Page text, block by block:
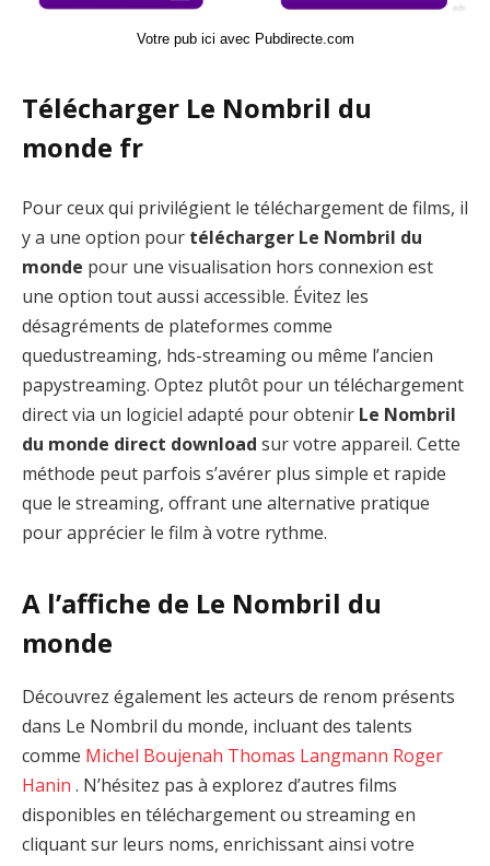
Votre pub ici avec Pubdirecte.com
Télécharger Le Nombril du
monde fr
Pour ceux qui privilégient le téléchargement de films, il
y a une option pour télécharger Le Nombril du
monde pour une visualisation hors connexion est
une option tout aussi accessible. Évitez les
désagréments de plateformes comme
quedustreaming, hds-streaming ou même l’ancien
papystreaming. Optez plutôt pour un téléchargement
direct via un logiciel adapté pour obtenir Le Nombril
du monde direct download sur votre appareil. Cette
méthode peut parfois s’avérer plus simple et rapide
que le streaming, offrant une alternative pratique
pour apprécier le film à votre rythme.
A l’affiche de Le Nombril du
monde
Découvrez également les acteurs de renom présents
dans Le Nombril du monde, incluant des talents
comme Michel Boujenah Thomas Langmann Roger
Hanin . N’hésitez pas à explorez d’autres films
disponibles en téléchargement ou streaming en
cliquant sur leurs noms, enrichissant ainsi votre